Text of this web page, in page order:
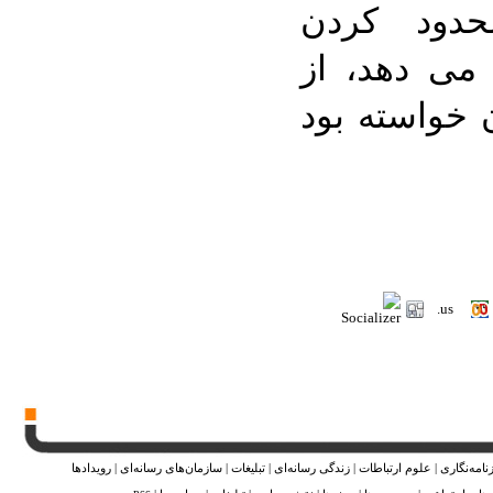
کردن
دهد، از
خواسته بود
علوم ارتباطات |زندگی رسانه‌ای |تبلیغات سازمان‌های رسانه‌ای |رویدادها